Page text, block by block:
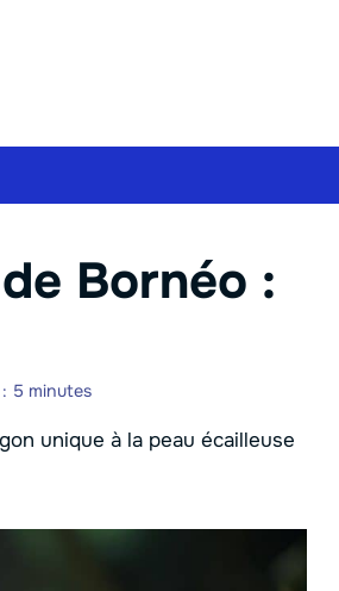
Bornéo :
5 minutes
unique à la peau écailleuse